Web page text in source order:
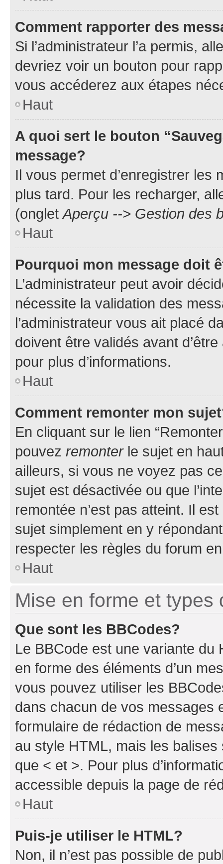
Comment rapporter des
Si l’administrateur l’a permis,
devriez voir un bouton pour
vous accéderez aux étapes
Haut
A quoi sert le bouton
message?
Il vous permet d’enregistrer
plus tard. Pour les recharger,
(ongletAperçu --> Gestion des
Haut
Pourquoi mon message doit
L’administrateur peut avoir
nécessite la validation des
l’administrateur vous ait placé
doivent être validés avant
pour plus d’informations.
Haut
Comment remonter mon
En cliquant sur le lien
pouvez remonterle sujet en
ailleurs, si vous ne voyez pas
sujet est désactivée ou que
remontée n’est pas atteint. Il
sujet simplement en y
respecter les règles du forum
Haut
Mise en forme et types
Que sont les BBCodes?
Le BBCode est une variante du
en forme des éléments d’un
vous pouvez utiliser les
dans chacun de vos messages
formulaire de rédaction de
au style HTML, mais les
que < et >. Pour plus
accessible depuis la page de
Haut
Puis-je utiliser le HTML?
Non, il n’est pas possible de